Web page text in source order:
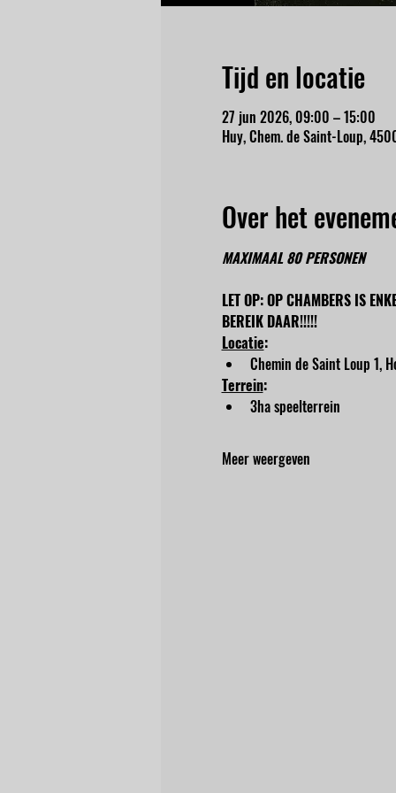
Tijd en locatie
27 jun 2026, 09:00 – 15:00
Huy, Chem. de Saint-Loup,
Over het
MAXIMAAL 80 PERSONEN
LET OP: OP CHAMBERS IS
BEREIK DAAR!!!!!
Locatie:
Chemin de Saint Loup 1,
Terrein:
3ha speelterrein
Meer weergeven